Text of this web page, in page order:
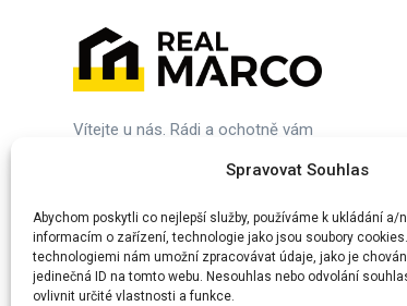
Spravovat Souhlas
Abychom poskytli co nejlepší služby, používáme k ukládání a/
informacím o zařízení, technologie jako jsou soubory
technologiemi nám umožní zpracovávat údaje, jako je
jedinečná ID na tomto webu. Nesouhlas nebo odvolání
ovlivnit určité vlastnosti a funkce.
Vítejte u nás. Rádi a ochotně vám
pomůžeme při prodeji, nákupu nebo
Navštivte nás nebo nám dejte vědět, jak
vám můžeme pomoci.